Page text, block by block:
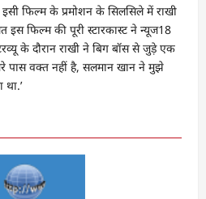
फिल्‍म के प्रमोशन के सिलसिले में राखी
फिल्‍म की पूरी स्‍टारकास्‍ट ने न्‍यूज18
के दौरान राखी ने बिग बॉस से जुड़े एक
पास वक्‍त नहीं है, सलमान खान ने मुझे